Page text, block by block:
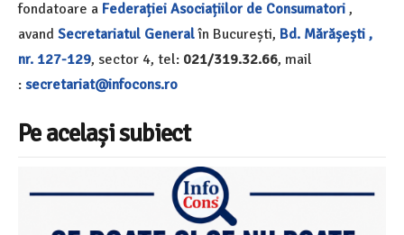
fondatoare a Federației Asociațiilor de Consumatori ,
avand Secretariatul Generalîn București, Bd. Mărășești ,
nr. 127-129, sector 4, tel: 021/319.32.66, mail
: secretariat@infocons.ro
Pe același subiect